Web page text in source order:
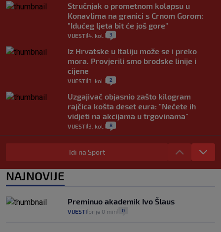
Stručnjak o prometnom kolapsu u
Konavlima na granici s Crnom Gorom:
"Idućeg ljeta bit će još gore"
VIJESTI 4. kol. 3
Iz Hrvatske u Italiju može se i preko
mora. Provjerili smo brodske linije i
cijene
VIJESTI 3. kol. 2
Uzgajivač objasnio zašto kilogram
rajčica košta deset eura: "Nećete ih
vidjeti na akcijama u trgovinama"
VIJESTI 3. kol. 8
Selidba je jedno od stresnijih iskustava.
Evo aktualnih cijena i nekoliko savjeta
VIJESTI 2. kol. 0
automobilom na Hvar iz Zagreba, a
koliko iz Osijeka
2. kol. 14
Idi na Sport
NAJNOVIJE
Preminuo akademik Ivo Šlaus
VIJESTI prije 0 min 0